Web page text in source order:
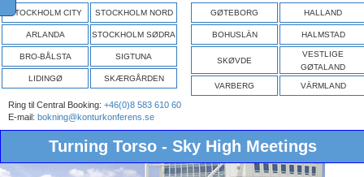
STOCKHOLM CITY STOCKHOLM NORD
ARLANDA STOCKHOLM SØDRA
BRO-BÅLSTA SIGTUNA
LIDINGØ SKÆRGÅRDEN
GØTEBORG HALLAND
BOHUSLÄN HALMSTAD
SKØVDE
VESTLIGE
GØTALAND
VARBERG VÄRMLAND
Ring til Central Booking: +46(0)8 583 610 60
E-mail: bokning@konturkonferens.se
Turning Torso - Sky High Meetings